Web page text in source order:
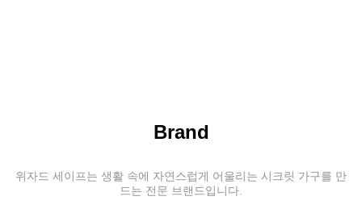
Brand
위자드 세이프는 생활 속에 자연스럽게 어울리는 시크릿 가구를 만
드는 전문 브랜드입니다.